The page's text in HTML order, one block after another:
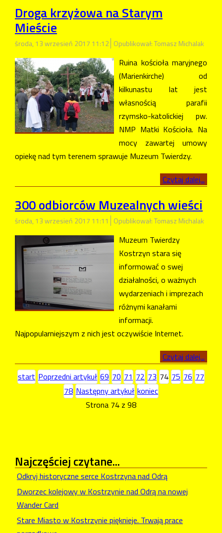
Droga krzyżowa na Starym
Mieście
środa, 13 wrzesień 2017 11:12 Opublikował: Tomasz Michalak
Ruina kościoła maryjnego
(Marienkirche) od
kilkunastu lat jest
własnością parafii
rzymsko-katolickiej pw.
NMP Matki Kościoła. Na
mocy zawartej umowy
opiekę nad tym terenem sprawuje Muzeum Twierdzy.
Czytaj dalej...
300 odbiorców Muzealnych wieści
środa, 13 wrzesień 2017 11:11 Opublikował: Tomasz Michalak
Muzeum Twierdzy
Kostrzyn stara się
informować o swej
działalności, o ważnych
wydarzeniach i imprezach
różnymi kanałami
informacji.
Najpopularniejszym z nich jest oczywiście Internet.
Czytaj dalej...
start Poprzedni artykuł 69 70 71 72 73 74 75 76 77
78 Następny artykuł koniec
Strona 74 z 98
Najczęściejczytane...
Odkryj historyczne serce Kostrzyna nad Odrą
Dworzec kolejowy w Kostrzynie nad Odrą na nowej
Wander Card
Stare Miasto w Kostrzynie pięknieje. Trwają prace